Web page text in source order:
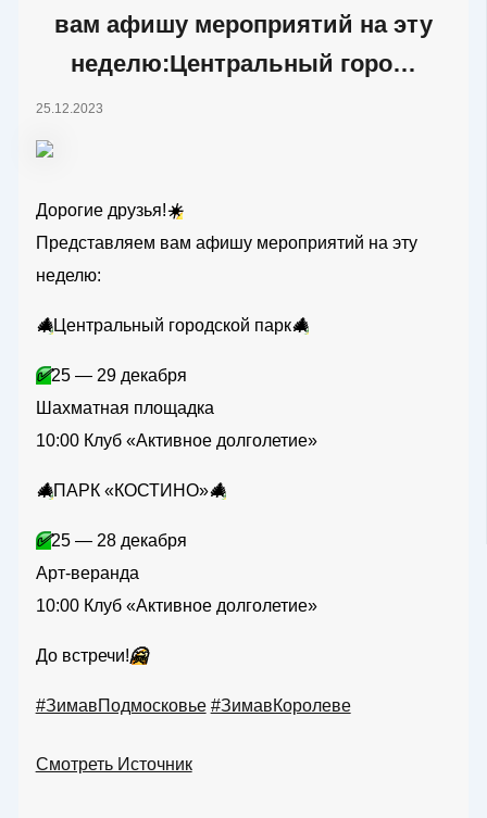
вам афишу мероприятий на эту
неделю:Центральный горо…
25.12.2023
Дорогие друзья!☀️
Представляем вам афишу мероприятий на эту
неделю:
🎄Центральный городской парк🎄
✅25 — 29 декабря
Шахматная площадка
10:00 Клуб «Активное долголетие»
🎄ПАРК «КОСТИНО»🎄
✅25 — 28 декабря
Арт-веранда
10:00 Клуб «Активное долголетие»
До встречи!🤗
#ЗимавПодмосковье #ЗимавКоролеве
Смотреть Источник